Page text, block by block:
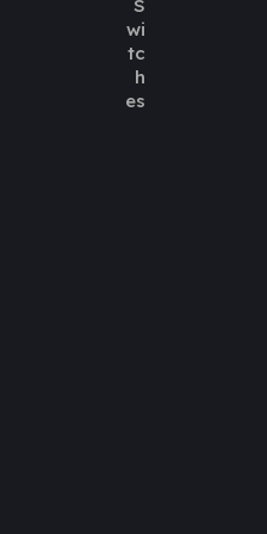
S
wi
tc
h
es